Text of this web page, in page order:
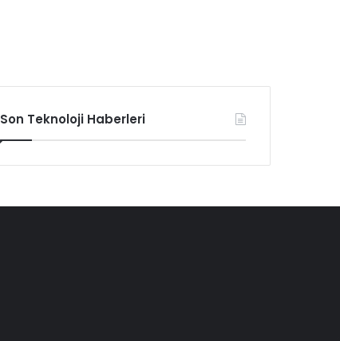
Son Teknoloji Haberleri